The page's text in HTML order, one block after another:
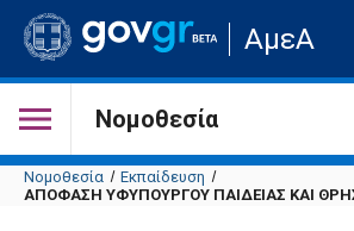
Μετάβαση
στην
σελίδα
του
ΑμεΑ
Νομοθεσία
Νομοθεσία
Εκπαίδευση
ΑΠΟΦΑΣΗ ΥΦΥΠΟΥΡΓΟΥ ΠΑΙΔΕΙΑΣ ΚΑΙ